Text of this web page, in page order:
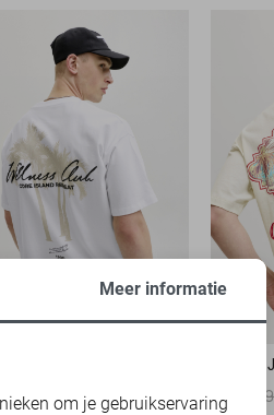
-50%
19,99
JACK &
15,00
Meer informatie
om je gebruikservaring